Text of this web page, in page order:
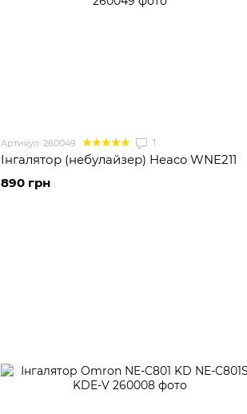
Артикул: 260049 1
Інгалятор (небулайзер) Heaco WNE211
890 грн